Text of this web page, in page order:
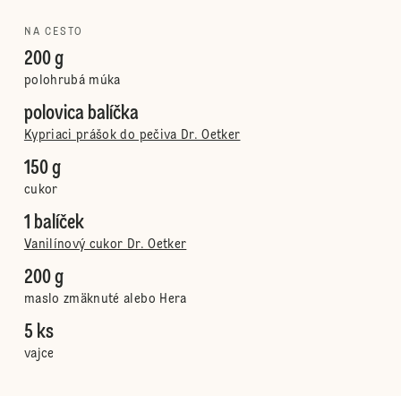
NA CESTO
200 g
polohrubá múka
polovica balíčka
Kypriaci prášok do pečiva Dr. Oetker
150 g
cukor
1 balíček
Vanilínový cukor Dr. Oetker
200 g
maslo zmäknuté alebo Hera
5 ks
vajce